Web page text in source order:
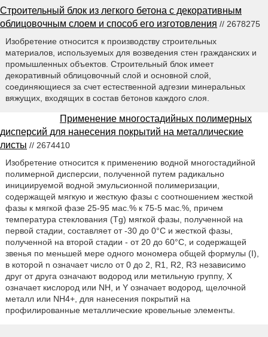
Строительный блок из легкого бетона с декоративным
облицовочным слоем и способ его изготовления // 2678275
Изобретение относится к производству строительных
материалов, используемых для возведения стен гражданских и
промышленных объектов. Строительный блок имеет
декоративный облицовочный слой и основной слой,
соединяющиеся за счет естественной адгезии минеральных
вяжущих, входящих в состав бетонов каждого слоя.
Применение многостадийных полимерных
дисперсий для нанесения покрытий на металлические
листы // 2674410
Изобретение относится к применению водной многостадийной
полимерной дисперсии, полученной путем радикально
инициируемой водной эмульсионной полимеризации,
содержащей мягкую и жесткую фазы с соотношением жесткой
фазы к мягкой фазе 25-95 мас.% к 75-5 мас.%, причем
температура стеклования (Tg) мягкой фазы, полученной на
первой стадии, составляет от -30 до 0°C и жесткой фазы,
полученной на второй стадии - от 20 до 60°C, и содержащей
звенья по меньшей мере одного мономера общей формулы (I),
в которой n означает число от 0 до 2, R1, R2, R3 независимо
друг от друга означают водород или метильную группу, X
означает кислород или NH, и Y означает водород, щелочной
металл или NH4+, для нанесения покрытий на
профилированные металлические кровельные элементы.